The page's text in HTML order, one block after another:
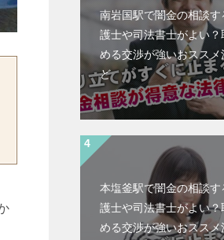
南岩国駅で闇金の相談
護士や司法書士がよい？
める交渉が強いおススメ
ど
本塩釜駅で闇金の相談
護士や司法書士がよい？
める交渉が強いおススメ